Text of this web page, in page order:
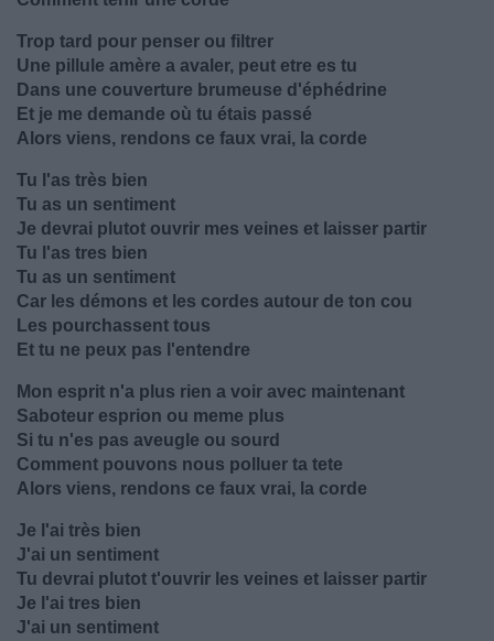
Trop tard pour penser ou filtrer
Une pillule amère a avaler, peut etre es tu
Dans une couverture brumeuse d'éphédrine
Et je me demande où tu étais passé
Alors viens, rendons ce faux vrai, la corde
Tu l'as très bien
Tu as un sentiment
Je devrai plutot ouvrir mes veines et laisser partir
Tu l'as tres bien
Tu as un sentiment
Car les démons et les cordes autour de ton cou
Les pourchassent tous
Et tu ne peux pas l'entendre
Mon esprit n'a plus rien a voir avec maintenant
Saboteur esprion ou meme plus
Si tu n'es pas aveugle ou sourd
Comment pouvons nous polluer ta tete
Alors viens, rendons ce faux vrai, la corde
Je l'ai très bien
J'ai un sentiment
Tu devrai plutot t'ouvrir les veines et laisser partir
Je l'ai tres bien
J'ai un sentiment